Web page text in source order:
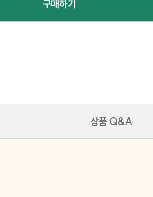
구매하기
상품 Q&A